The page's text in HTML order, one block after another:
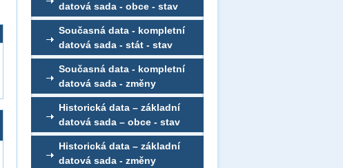
datová sada - obce - stav
Současná data - kompletní
datová sada - stát - stav
Současná data - kompletní
datová sada - změny
Historická data – základní
datová sada – obce - stav
Historická data – základní
datová sada - změny